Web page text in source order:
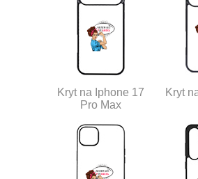
Kryt na Iphone 17
Pro Max
Kryt